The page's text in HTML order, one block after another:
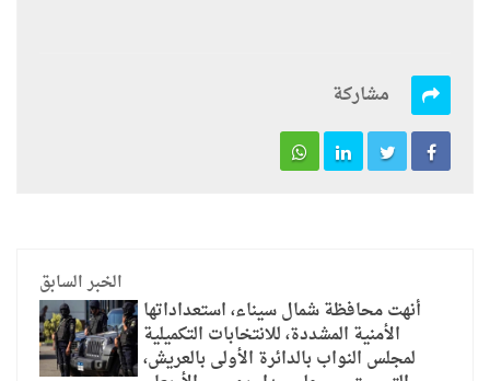
مشاركة
الخبر السابق
أنهت محافظة شمال سيناء، استعداداتها
الأمنية المشددة، للانتخابات التكميلية
لمجلس النواب بالدائرة الأولى بالعريش،